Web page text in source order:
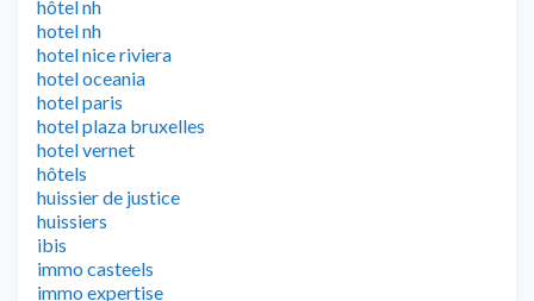
hôtel nh
hotel nh
hotel nice riviera
hotel oceania
hotel paris
hotel plaza bruxelles
hotel vernet
hôtels
huissier de justice
huissiers
ibis
immo casteels
immo expertise